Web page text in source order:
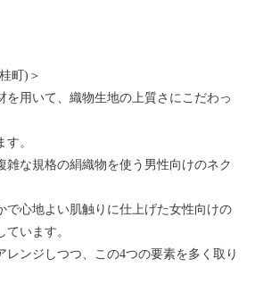
町)＞
を用いて、織物生地の上質さにこだわっ
。
雑な規格の絹織物を使う男性向けのネク
で心地よい肌触りに仕上げた女性向けの
います。
レンジしつつ、この4つの要素を多く取り